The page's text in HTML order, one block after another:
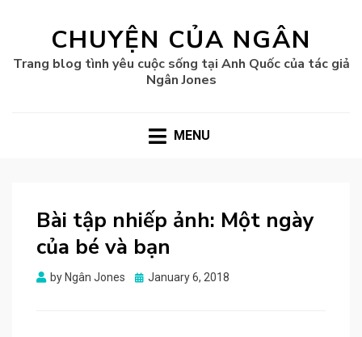
CHUYỆN CỦA NGÂN
Trang blog tình yêu cuộc sống tại Anh Quốc của tác giả
Ngân Jones
MENU
Bài tập nhiếp ảnh: Một ngày
của bé và bạn
by Ngân Jones
Posted
January 6, 2018